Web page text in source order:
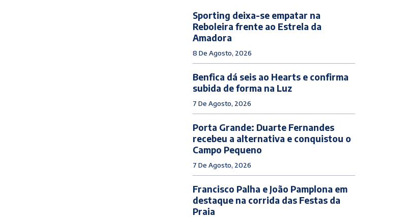
Sporting deixa-se empatar na
Reboleira frente ao Estrela da
Amadora
8 De Agosto, 2026
Benfica dá seis ao Hearts e confirma
subida de forma na Luz
7 De Agosto, 2026
Porta Grande: Duarte Fernandes
recebeu a alternativa e conquistou o
Campo Pequeno
7 De Agosto, 2026
Francisco Palha e João Pamplona em
destaque na corrida das Festas da
Praia